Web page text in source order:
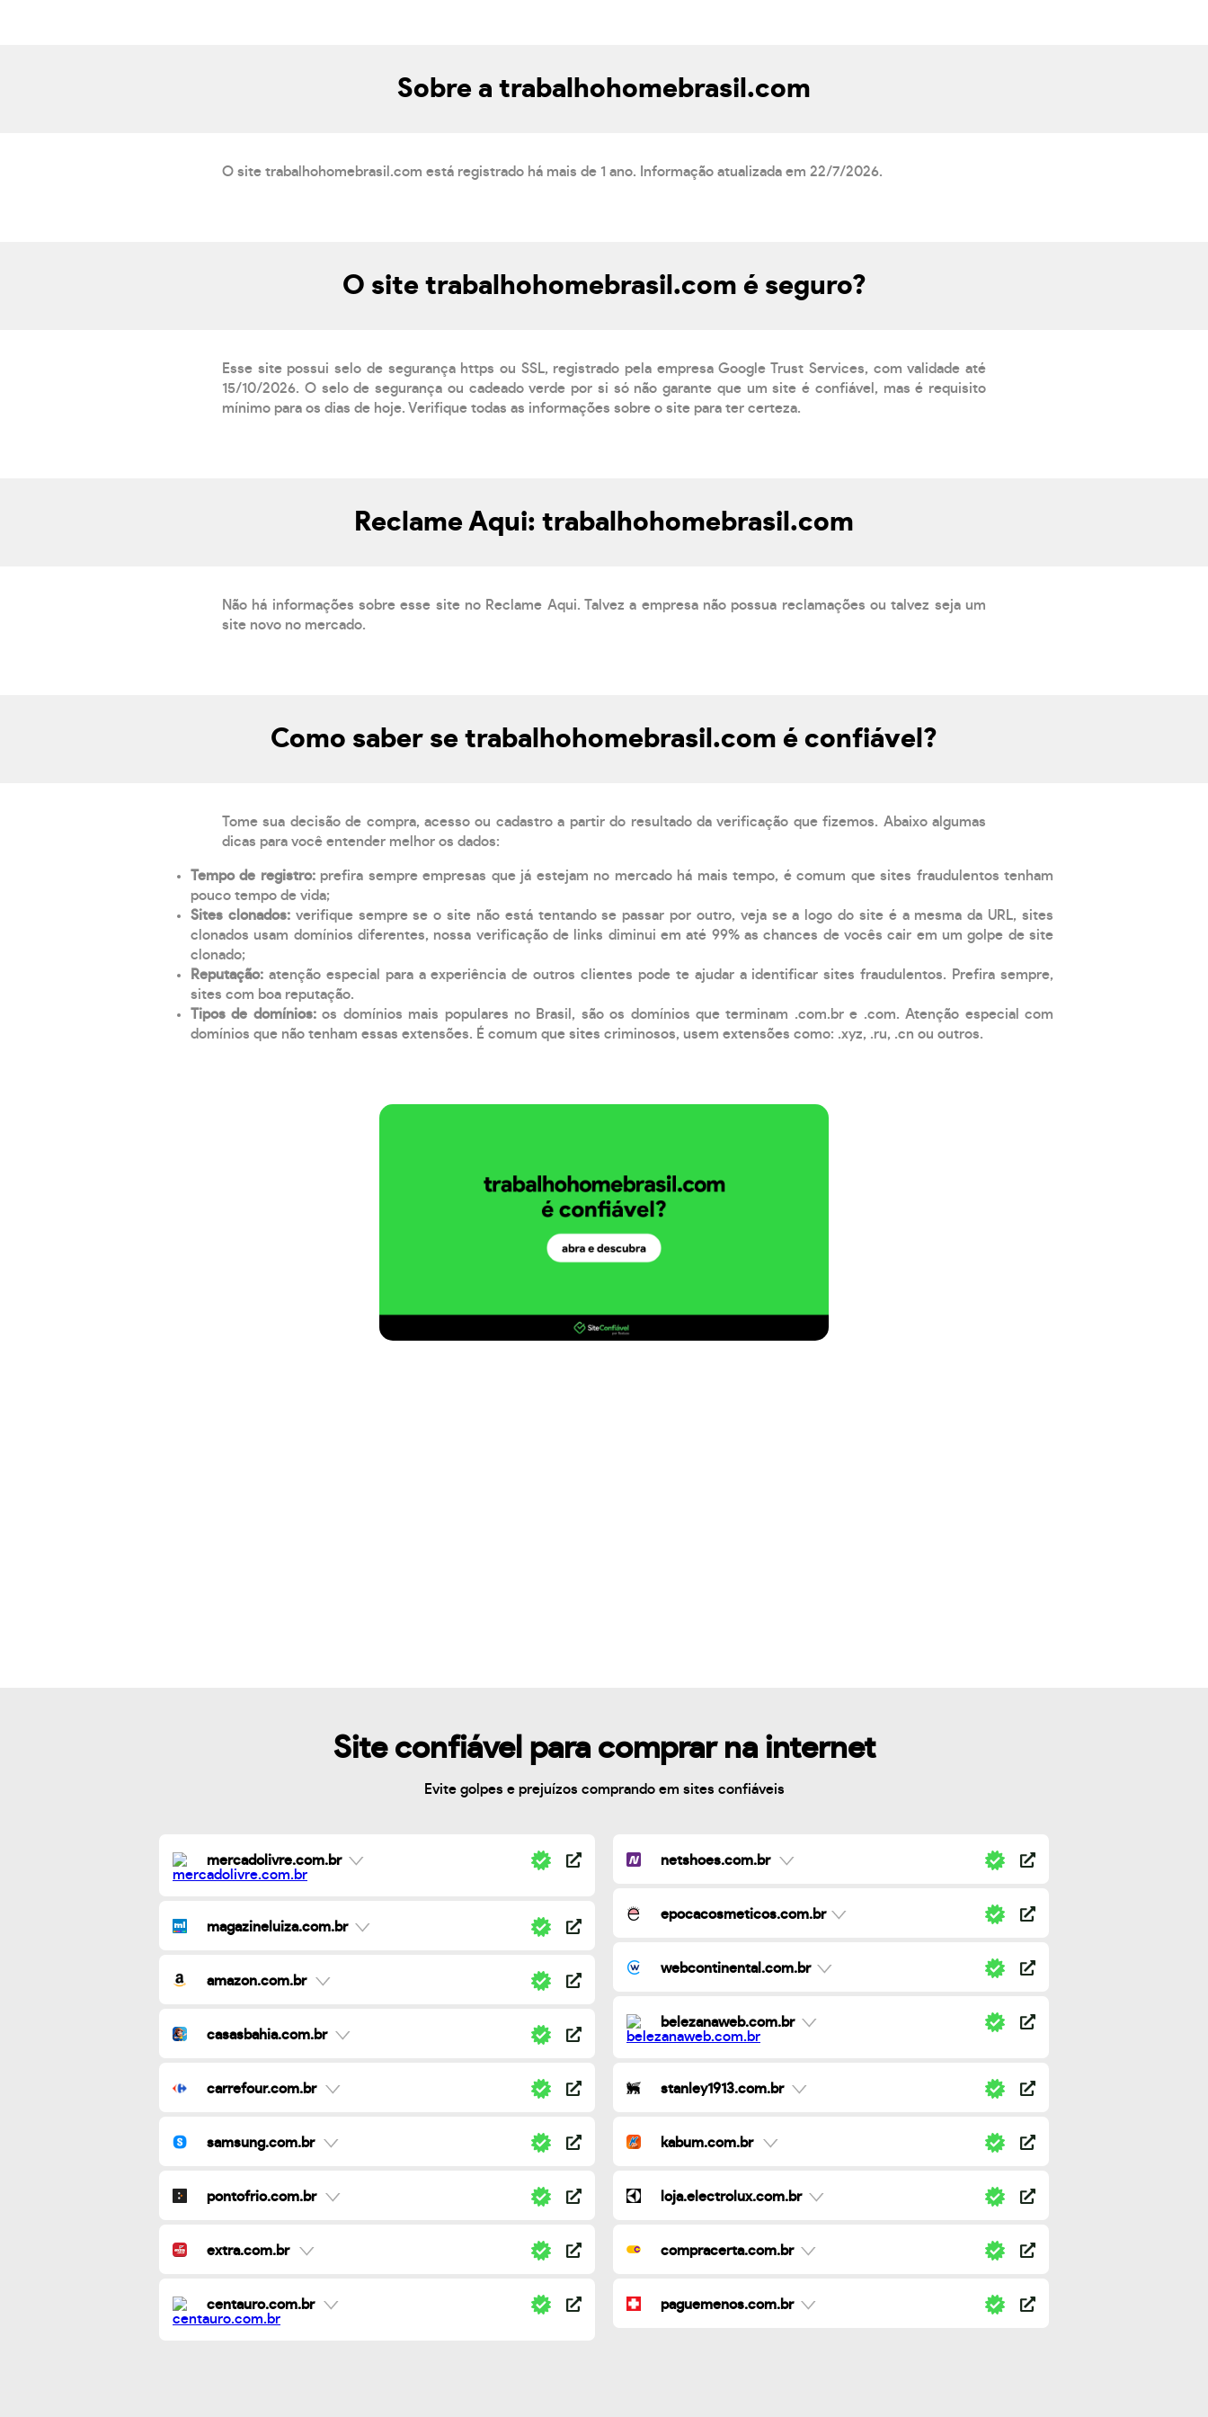
Sobre a trabalhohomebrasil.com
O site trabalhohomebrasil.com está registrado há mais de 1 ano. Informação atualizada em 22/7/2026.
O site trabalhohomebrasil.com é seguro?
Esse site possui selo de segurança https ou SSL, registrado pela empresa Google Trust Services, com validade até
15/10/2026. O selo de segurança ou cadeado verde por si só não garante que um site é confiável, mas é requisito
mínimo para os dias de hoje. Verifique todas as informações sobre o site para ter certeza.
Reclame Aqui: trabalhohomebrasil.com
Não há informações sobre esse site no Reclame Aqui. Talvez a empresa não possua reclamações ou talvez seja um
site novo no mercado.
Como saber se trabalhohomebrasil.com é confiável?
Tome sua decisão de compra, acesso ou cadastro a partir do resultado da verificação que fizemos. Abaixo algumas
dicas para você entender melhor os dados:
Tempo de registro: prefira sempre empresas que já estejam no mercado há mais tempo, é comum que sites fraudulentos tenham
pouco tempo de vida;
Sites clonados: verifique sempre se o site não está tentando se passar por outro, veja se a logo do site é a mesma da URL, sites
clonados usam domínios diferentes, nossa verificação de links diminui em até 99% as chances de vocês cair em um golpe de site
clonado;
Reputação: atenção especial para a experiência de outros clientes pode te ajudar a identificar sites fraudulentos. Prefira sempre,
sites com boa reputação.
Tipos de domínios:os domínios mais populares no Brasil, são os domínios que terminam .com.br e .com. Atenção especial com
domínios que não tenham essas extensões. É comum que sites criminosos, usem extensões como: .xyz, .ru, .cn ou outros.
Site confiável para comprar na internet
Evite golpes e prejuízos comprando em sites confiáveis
mercadolivre.com.br
magazineluiza.com.br
amazon.com.br
casasbahia.com.br
carrefour.com.br
samsung.com.br
pontofrio.com.br
extra.com.br
centauro.com.br
netshoes.com.br
epocacosmeticos.com.br
webcontinental.com.br
belezanaweb.com.br
stanley1913.com.br
kabum.com.br
loja.electrolux.com.br
compracerta.com.br
paguemenos.com.br